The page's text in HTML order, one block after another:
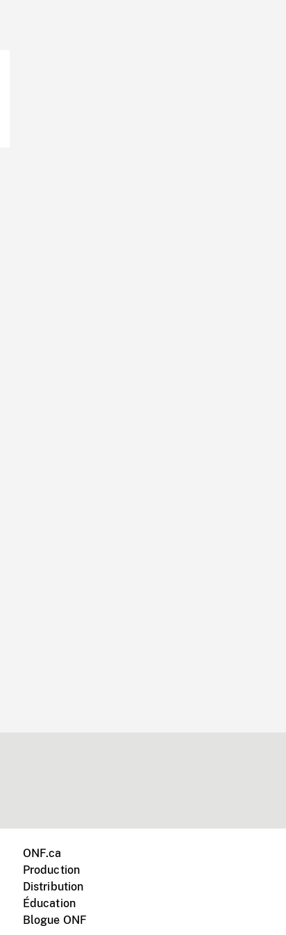
ONF.ca
Production
Distribution
Éducation
Blogue ONF